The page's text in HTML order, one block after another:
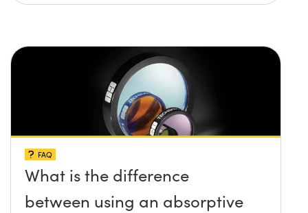
FAQ
What is the difference
between using an absorptive